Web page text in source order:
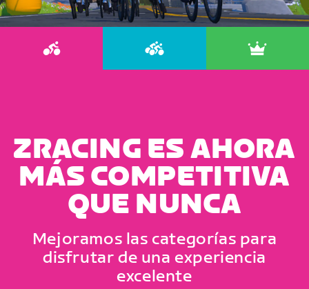
ZRACING ES AHORA
MÁS COMPETITIVA
QUE NUNCA
Mejoramos las categorías para
disfrutar de una experiencia
excelente